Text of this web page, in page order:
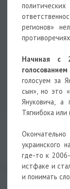
регионов»
Начиная с
голосуем за
сын», но это
Януковича,
Тягнибока
украинского
где-то к
истфаке и
и понимать